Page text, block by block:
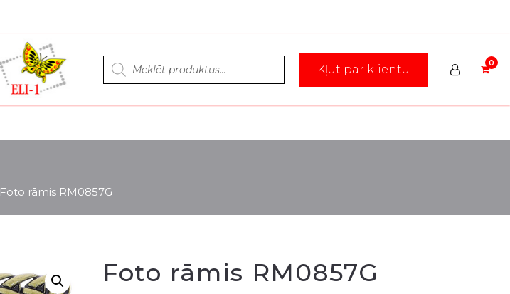
Products
search Kļūt par klientu
Foto rāmis RM0857G
Foto rāmis RM0857G